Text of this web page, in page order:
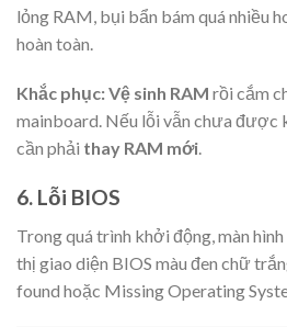
lỏng RAM, bụi bẩn bám quá nhiều
hoàn toàn.
Khắc phục: Vệ sinh RAM rồi cắm
mainboard. Nếu lỗi vẫn chưa được
cần phải thay RAM mới.
6. Lỗi BIOS
Trong quá trình khởi động, màn
thị giao diện BIOS màu đen chữ
found hoặc Missing Operating